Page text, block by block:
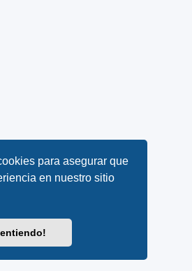
para asegurar que
en nuestro sitio
entiendo!